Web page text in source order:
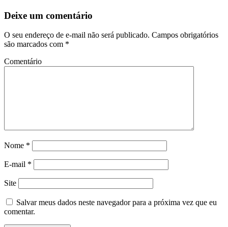
Deixe um comentário
O seu endereço de e-mail não será publicado. Campos obrigatórios
são marcados com *
Comentário
Nome *
E-mail *
Site
Salvar meus dados neste navegador para a próxima vez que eu
comentar.